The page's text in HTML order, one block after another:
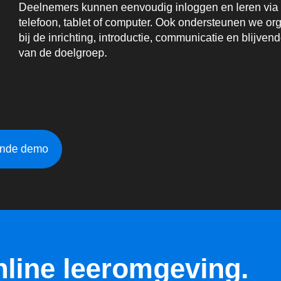
Deelnemers kunnen eenvoudig inloggen en leren via
telefoon, tablet of computer. Ook ondersteunen we
bij de inrichting, introductie, communicatie en
van de doelgroep.
demo
leeromgeving.